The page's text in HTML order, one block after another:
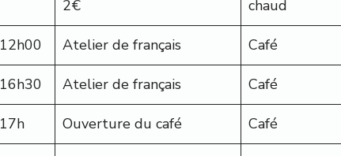
2€
chaud
12h00 Atelier de français Café
16h30 Atelier de français Café
17h Ouverture du café Café